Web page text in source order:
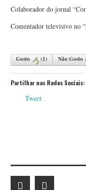
Colaborador do jornal
Comentador televisivo no
Gosto (1) Não Gosto
Partilhar nas Redes Sociais:
Tweet